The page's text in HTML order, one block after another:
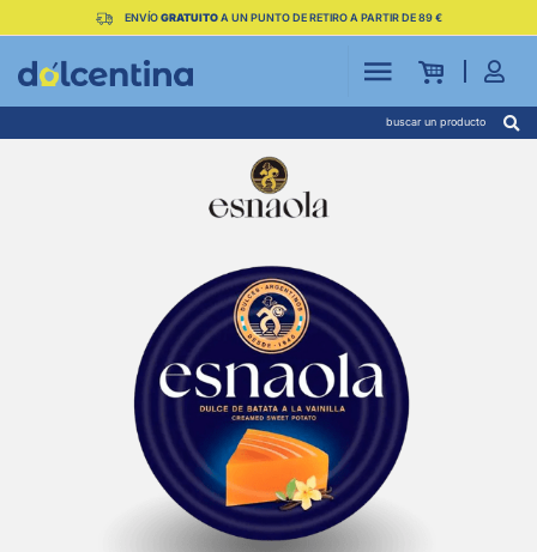
ENVÍOGRATUITOA UN PUNTO DE RETIRO A PARTIR DE 89 €
buscar un producto